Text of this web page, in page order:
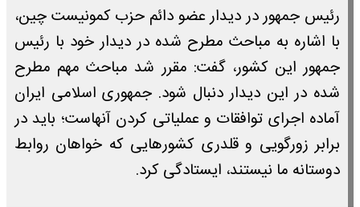
رئیس جمهور در دیدار عضو دائم حزب کمونیست چین،
با اشاره به مباحث مطرح شده در دیدار خود با رئیس
جمهور این کشور، گفت: مقرر شد مباحث مهم مطرح
شده در این دیدار دنبال شود. جمهوری اسلامی ایران
آماده اجرای توافقات و عملیاتی کردن آنهاست؛ باید در
برابر زورگویی و قلدری کشورهایی که خواهان روابط
دوستانه ما نیستند، ایستادگی کرد.